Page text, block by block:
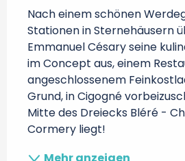
Nach einem schönen
Stationen in Sternehäusern
Emmanuel Césary seine
im Concept aus, einem
angeschlossenem
Grund, in Cigogné
Mitte des Dreiecks Bléré -
Cormery liegt!